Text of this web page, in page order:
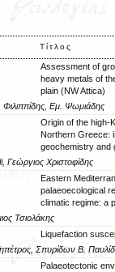
Τίτλος
Assessment of
heavy metals of
plain (NW Attica)
Εμ. Ψωμιάδης
Origin of the high-
Northern Greece:
geochemistry and
Χριστοφίδης
Eastern
palaeoecological
climatic regime: a
Τσιολάκης
Liquefaction
Σπυρίδων Β.
Palaeotectonic